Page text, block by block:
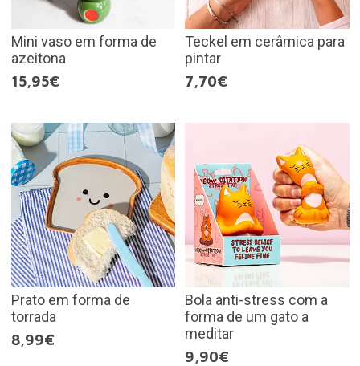
Mini vaso em forma de
azeitona
15,95€
Teckel em cerâmica para
pintar
7,70€
Prato em forma de
torrada
8,99€
Bola anti-stress com a
forma de um gato a
meditar
9,90€